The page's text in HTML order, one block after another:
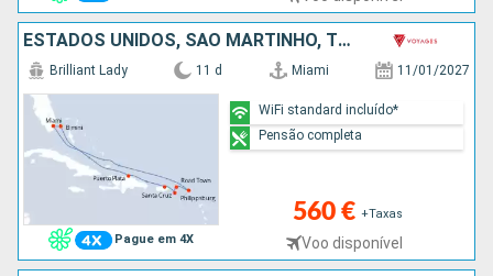
ESTADOS UNIDOS, SÃO MARTINHO, TORTOLA, SANTA CRUZ, PORTO RICO, REPÚBLICA DOMINICANA, BAHAMAS
Pague em 4X
Brilliant Lady 11 d Miami 11/01/2027
560 € +Taxas
Voo disponível
WiFi standard incluído*
Pensão completa